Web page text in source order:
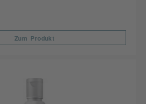
Zum Produkt